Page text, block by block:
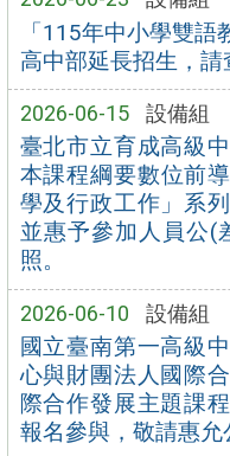
「115年中小學雙
高中部延長招生，請
2026-06-15 設備組
臺北市立育成高級
本課程綱要數位前
學及行政工作」系
並惠予參加人員公(
照。
2026-06-10 設備組
國立臺南第一高級
心與財團法人國際
際合作發展主題課
報名參與，敬請惠允